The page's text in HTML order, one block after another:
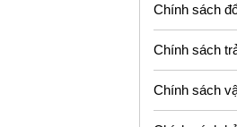
Chính sách
Chính sách
Chính sách